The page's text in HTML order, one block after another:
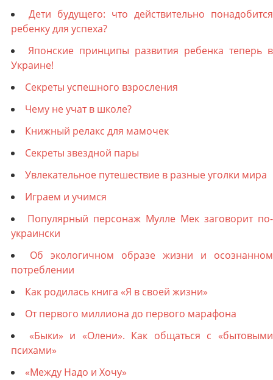
Дети будущего: что действительно понадобится
ребенку для успеха?
Японские принципы развития ребенка теперь в
Украине!
Секреты успешного взросления
Чему не учат в школе?
Книжный релакс для мамочек
Секреты звездной пары
Увлекательное путешествие в разные уголки мира
Играем и учимся
Популярный персонаж Мулле Мек заговорит по-
украински
Об экологичном образе жизни и осознанном
потреблении
Как родилась книга «Я в своей жизни»
От первого миллиона до первого марафона
«Быки» и «Олени». Как общаться с «бытовыми
психами»
«Между Надо и Хочу»